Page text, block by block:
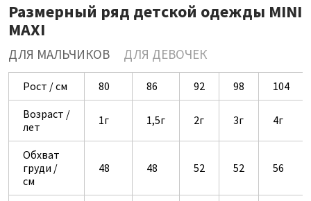
Размерный ряд детской одежды MINI
MAXI
ДЛЯ МАЛЬЧИКОВ ДЛЯ ДЕВОЧЕК
Рост / см 80 86 92 98
104
Возраст /
лет
1г 1,5г 2г 3г 4г
Обхват
груди /
см
48 48 52 52 56